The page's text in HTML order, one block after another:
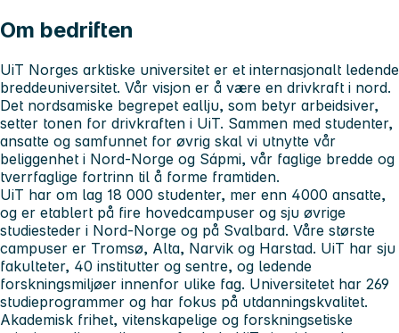
Om bedriften
UiT Norges arktiske universitet er et internasjonalt ledende
breddeuniversitet. Vår visjon er å være en drivkraft i nord.
Det nordsamiske begrepet eallju, som betyr arbeidsiver,
setter tonen for drivkraften i UiT. Sammen med studenter,
ansatte og samfunnet for øvrig skal vi utnytte vår
beliggenhet i Nord-Norge og Sápmi, vår faglige bredde og
tverrfaglige fortrinn til å forme framtiden.
UiT har om lag 18 000 studenter, mer enn 4000 ansatte,
og er etablert på fire hovedcampuser og sju øvrige
studiesteder i Nord-Norge og på Svalbard. Våre største
campuser er Tromsø, Alta, Narvik og Harstad. UiT har sju
fakulteter, 40 institutter og sentre, og ledende
forskningsmiljøer innenfor ulike fag. Universitetet har 269
studieprogrammer og har fokus på utdanningskvalitet.
Akademisk frihet, vitenskapelige og forskningsetiske